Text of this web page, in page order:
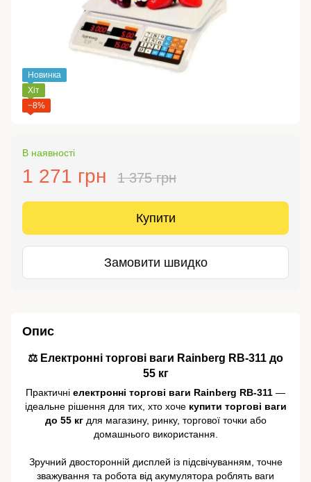
Новинка
Хіт
−8%
В наявності
1 271 грн 1 375 грн
Купити
Замовити швидко
Опис
⚖️ Електронні торгові ваги Rainberg RB-311 до
55 кг
Практичні електронні торгові ваги Rainberg RB-311 —
ідеальне рішення для тих, хто хоче купити торгові ваги
до 55 кгдля магазину, ринку, торгової точки або
домашнього використання.
Зручний двосторонній дисплей із підсвічуванням, точне
зважування та робота від акумулятора роблять ваги